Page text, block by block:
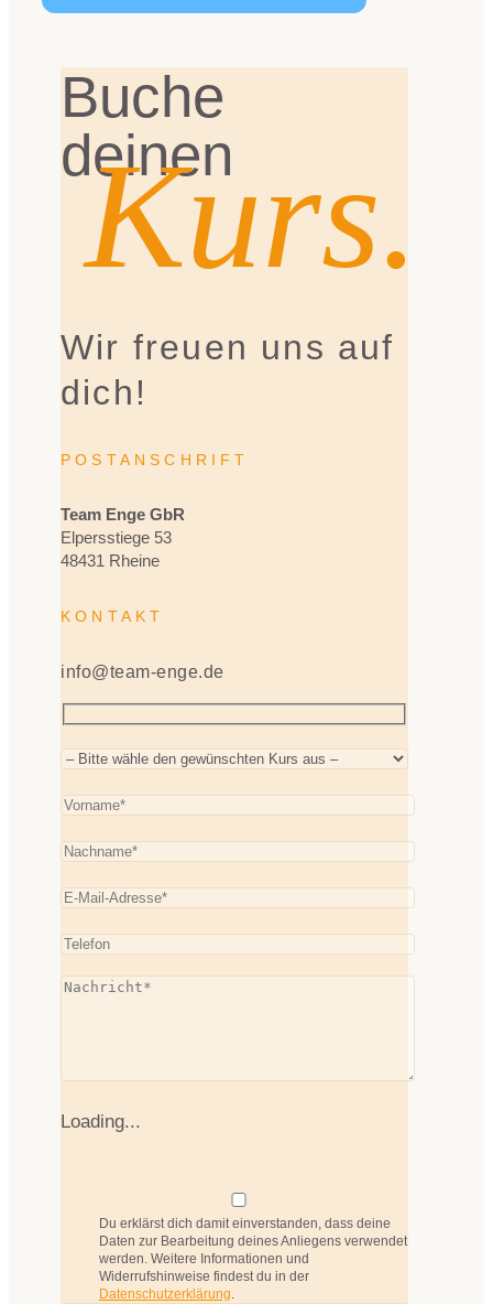
Buche
deinen
Kurs.
Wir freuen uns auf
dich!
POSTANSCHRIFT
Team Enge GbR
Elpersstiege 53
48431 Rheine
KONTAKT
info@team-enge.de
Loading...
Du erklärst dich damit einverstanden, dass deine
Daten zur Bearbeitung deines Anliegens verwendet
werden. Weitere Informationen und
Widerrufshinweise findest du in der
Datenschutzerklärung.